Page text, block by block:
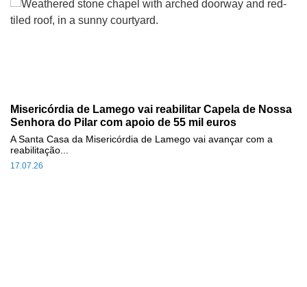
Misericórdia de Lamego vai reabilitar Capela de Nossa
Senhora do Pilar com apoio de 55 mil euros
17.07.26
A Santa Casa da Misericórdia de Lamego vai avançar com a
reabilitação...